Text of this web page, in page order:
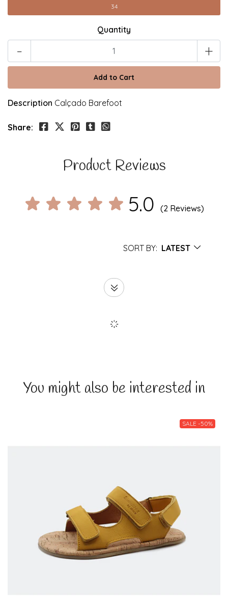
34
Quantity
- +
Description Calçado Barefoot
Share:
Product Reviews
5.0 (2 Reviews)
SORT BY: LATEST
You might also be interested in
SALE -50%